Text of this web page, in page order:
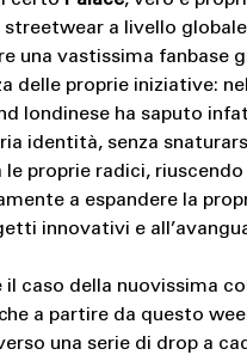
a livello
una vastissima fanbase
delle proprie iniziative:
londinese ha saputo
identità, senza
le proprie radici, riuscendo
a espandere la
innovativi e
il caso della nuovissima
a partire da questo
una serie di drop a